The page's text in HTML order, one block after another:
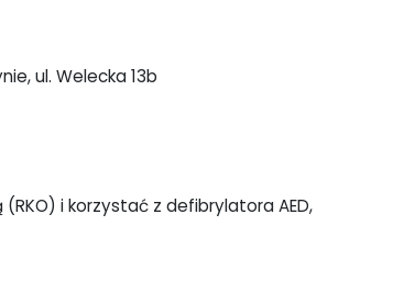
ul. Welecka 13b
i korzystać z defibrylatora AED,